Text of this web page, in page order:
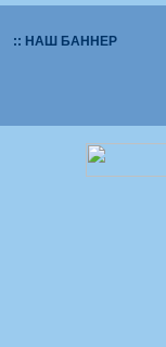
:: НАШ БАННЕР